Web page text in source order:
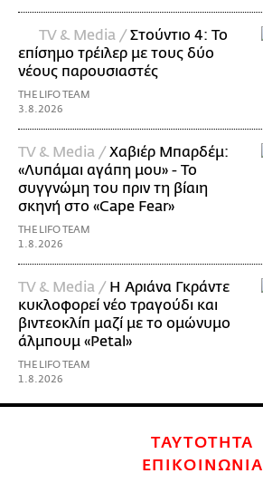
TV & Media /Στούντιο 4: Το
επίσημο τρέιλερ με τους δύο
νέους παρουσιαστές
THE LIFO TEAM
3.8.2026
TV & Media /Χαβιέρ Μπαρδέμ:
«Λυπάμαι αγάπη μου» - Το
συγγνώμη του πριν τη βίαιη
σκηνή στο «Cape Fear»
THE LIFO TEAM
1.8.2026
TV & Media / Η Αριάνα Γκράντε
κυκλοφορεί νέο τραγούδι και
βιντεοκλίπ μαζί με το ομώνυμο
άλμπουμ «Petal»
THE LIFO TEAM
1.8.2026
ΤΑΥΤΟΤΗΤΑ
ΕΠΙΚΟΙΝΩΝΙΑ